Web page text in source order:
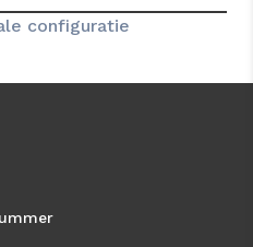
configuratie